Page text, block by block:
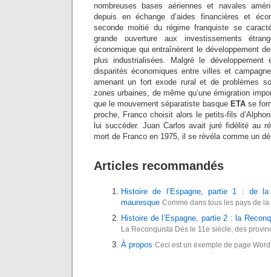
nombreuses bases aériennes et navales
depuis en échange d’aides financières et
seconde moitié du régime franquiste se
grande ouverture aux investissements
économique qui entraînèrent le développement
plus industrialisées. Malgré le développement
disparités économiques entre villes et
amenant un fort exode rural et de problèmes
zones urbaines, de même qu’une émigration
que le mouvement séparatiste basque ETAse
proche, Franco choisit alors le petits-fils
lui succéder. Juan Carlos avait juré fidélité au
mort de Franco en 1975, il se révéla comme un
Articles recommandés
Histoire de l’Espagne, partie 1 : de la
mauresque Comme dans tous les pays de
Histoire de l’Espagne, partie 2 : la
La Reconquista Dès le 11e siècle, des
À propos Ceci est un exemple de page